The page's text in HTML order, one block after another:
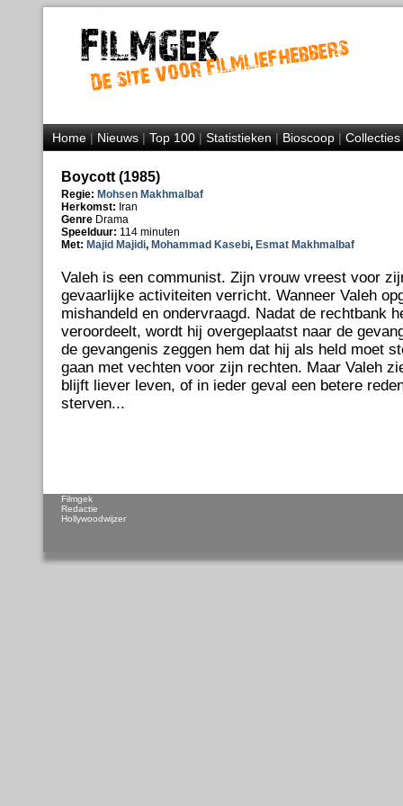
Home|Nieuws|Top 100|Statistieken|Bioscoop|Collecties
Boycott (1985)
Regie: Mohsen Makhmalbaf
Herkomst: Iran
Genre Drama
Speelduur: 114 minuten
Met: Majid Majidi, Mohammad Kasebi, Esmat Makhmalbaf
Valeh is een communist. Zijn vrouw vreest voor
gevaarlijke activiteiten verricht. Wanneer Valeh
mishandeld en ondervraagd. Nadat de rechtbank
veroordeelt, wordt hij overgeplaatst naar de
de gevangenis zeggen hem dat hij als held moet
gaan met vechten voor zijn rechten. Maar Valeh
blijft liever leven, of in ieder geval een betere
sterven...
Filmgek
Redactie
Hollywoodwijzer